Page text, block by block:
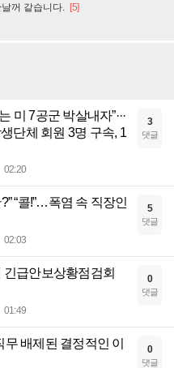
꺼 같습니다. [5]
미 7공군 박살내자”···
단체 회원 3명 구속, 1
02:20
3
댓글
“콜!”…폭염 속 직장인
02:03
5
댓글
급안보상황점검회
01:49
0
댓글
배제된 결정적인 이
0
댓글